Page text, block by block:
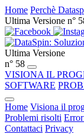
Home Perchè
Ultima Versione n°
Ultima Versione
n° 58
VISIONA IL
SOFTWARE
Home Visiona il
Problemi risolti
Contattaci Privacy